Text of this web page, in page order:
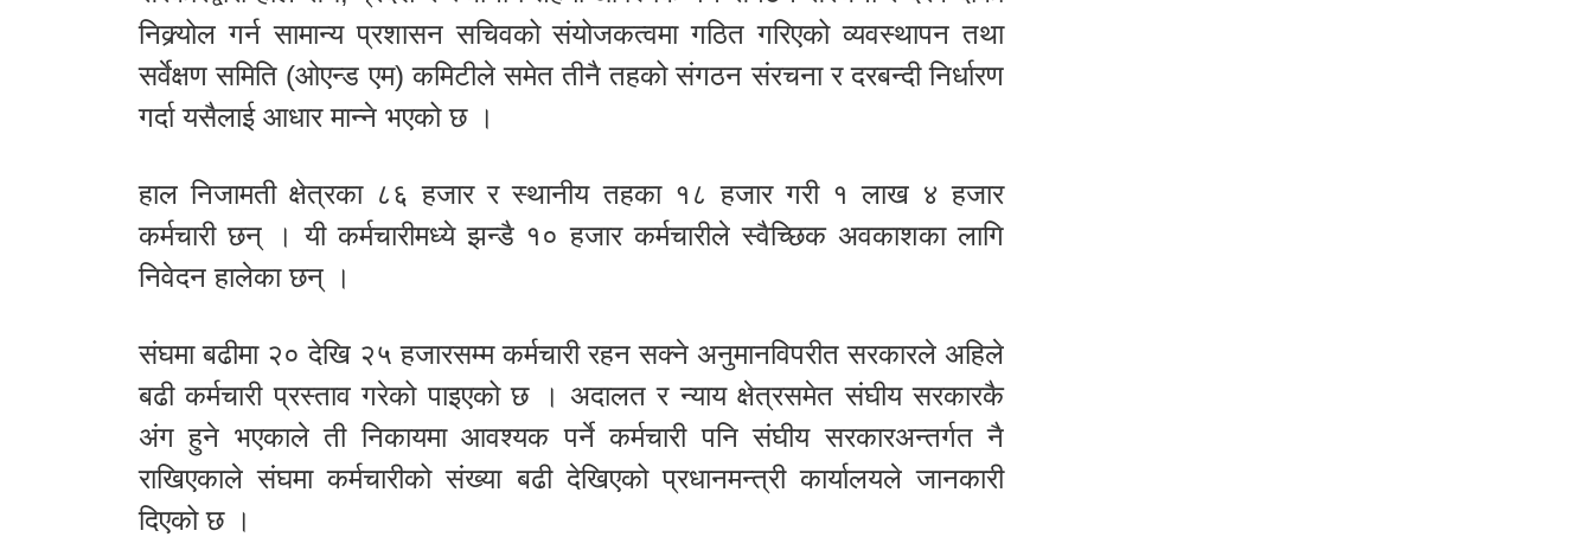
निक्र्योल गर्न सामान्य प्रशासन सचिवको संयोजकत्वमा गठित गरिएको व्यवस्थापन तथा
सर्वेक्षण समिति (ओएन्ड एम) कमिटीले समेत तीनै तहको संगठन संरचना र दरबन्दी निर्धारण
गर्दा यसैलाई आधार मान्ने भएको छ ।
हाल निजामती क्षेत्रका ८६ हजार र स्थानीय तहका १८ हजार गरी १ लाख ४ हजार
कर्मचारी छन् । यी कर्मचारीमध्ये झन्डै १० हजार कर्मचारीले स्वैच्छिक अवकाशका लागि
निवेदन हालेका छन् ।
संघमा बढीमा २० देखि २५ हजारसम्म कर्मचारी रहन सक्ने अनुमानविपरीत सरकारले अहिले
बढी कर्मचारी प्रस्ताव गरेको पाइएको छ । अदालत र न्याय क्षेत्रसमेत संघीय सरकारकै
अंग हुने भएकाले ती निकायमा आवश्यक पर्ने कर्मचारी पनि संघीय सरकारअन्तर्गत नै
राखिएकाले संघमा कर्मचारीको संख्या बढी देखिएको प्रधानमन्त्री कार्यालयले जानकारी
दिएको छ ।